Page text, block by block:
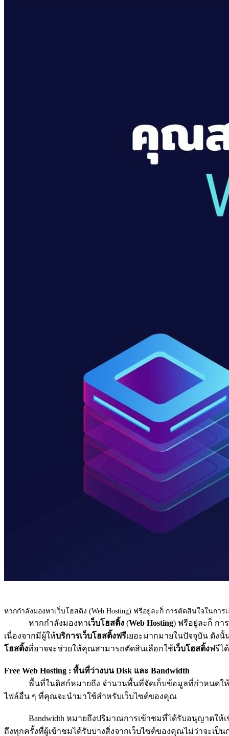
หากกำลังมองหาเว็บโฮสติง (Web Hosting) ฟรีอยู่ละก็ การตัดสินใจในการ
หากกำลังมองหาเว็บโฮสติ้ง (Web Hosting) ฟรีอยู่ละก็ กา
เนื่องจากมีผู้ให้บริการเว็บโฮสติ้งฟรีเยอะมากมายในปัจจุบัน ดังนั้
โฮสติ้งที่อาจจะช่วยให้คุณสามารถตัดสินเลือกใช้เว็บโฮสติ้งฟรีไ
Free Web Hosting : พื้นที่ว่างบน Disk และ Bandwidth
พื้นที่ในดิสก์หมายถึง จำนวนพื้นที่จัดเก็บข้อมูลที่กำหนดให้
ไฟล์อื่น ๆ ที่คุณจะนำมาใช้สำหรับเว็บไซต์ของคุณ
Bandwidth หมายถึงปริมาณการเข้าชมที่ได้รับอนุญาตให้เข้
ถึงทุกครั้งที่ผู้เข้าชมได้รับบางสิ่งจากเว็บไซต์ของคุณไม่ว่าจะเป็